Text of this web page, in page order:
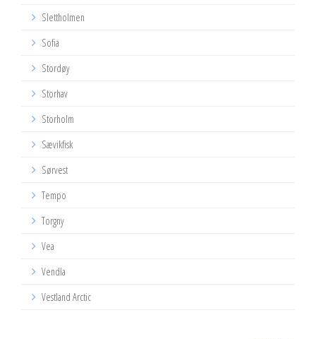
Slettholmen
Sofia
Stordøy
Storhav
Storholm
Sævikfisk
Sørvest
Tempo
Torgny
Vea
Vendla
Vestland Arctic